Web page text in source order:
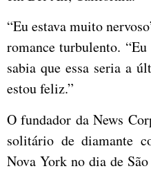
“Eu estava muito
romance turbulento.
sabia que essa seria a
estou feliz.”
O fundador da News
solitário de diamante
Nova York no dia de